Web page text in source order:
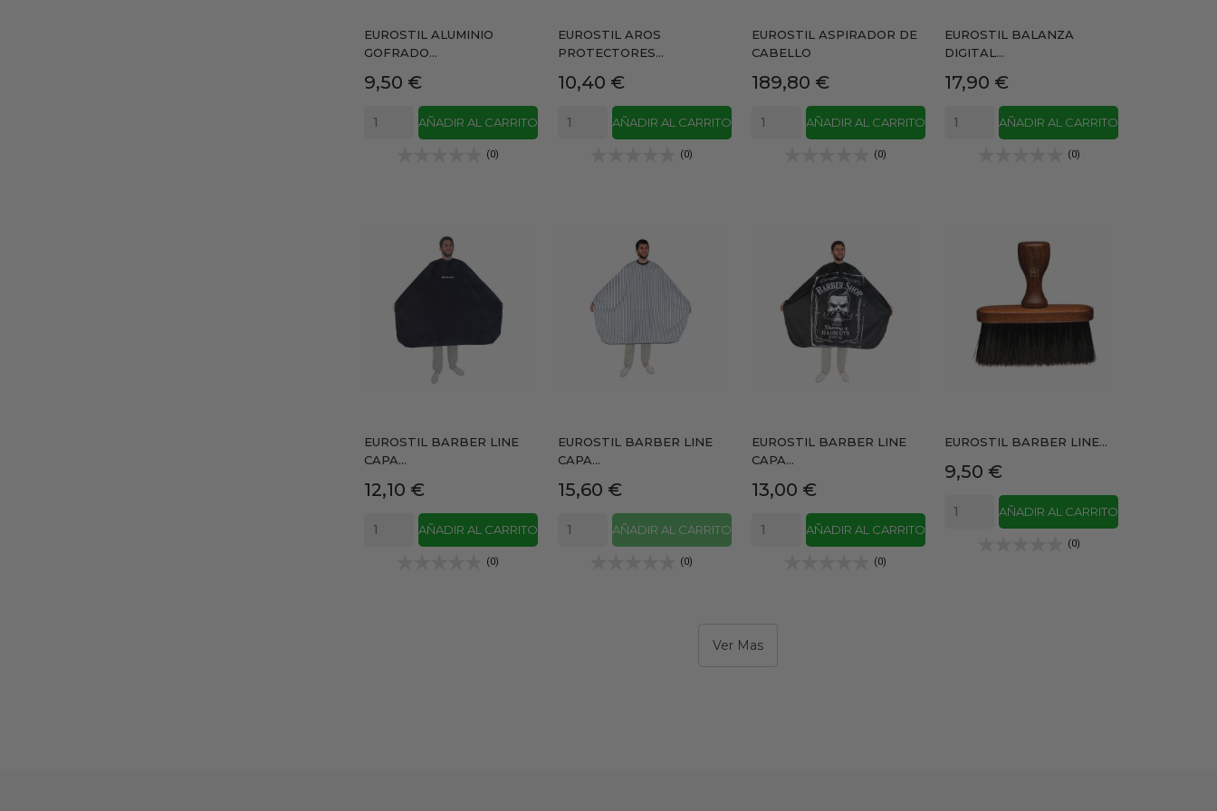
EUROSTIL ALUMINIO
GOFRADO...
Precio
9,50 €
AÑADIR AL CARRITO
(0)
EUROSTIL AROS
PROTECTORES...
Precio
10,40 €
AÑADIR AL CARRITO
(0)
EUROSTIL ASPIRADOR DE
CABELLO
Precio
189,80 €
AÑADIR AL CARRITO
(0)
EUROSTIL BALANZA
DIGITAL...
Precio
17,90 €
AÑADIR AL CARRITO
(0)
EUROSTIL BARBER LINE
CAPA...
Precio
12,10 €
AÑADIR AL CARRITO
(0)
EUROSTIL BARBER LINE
CAPA...
Precio
15,60 €
AÑADIR AL CARRITO
(0)
EUROSTIL BARBER LINE
CAPA...
Precio
13,00 €
AÑADIR AL CARRITO
(0)
EUROSTIL BARBER LINE...
Precio
9,50 €
AÑADIR AL CARRITO
(0)
Ver Mas